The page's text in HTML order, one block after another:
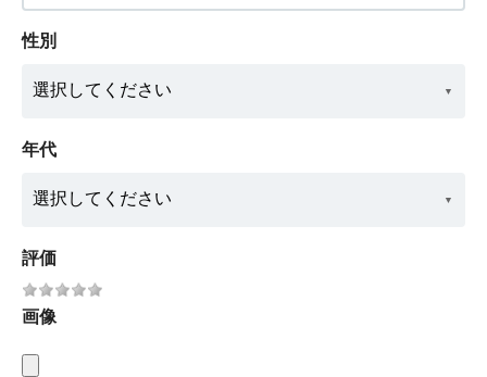
性別
年代
評価
画像